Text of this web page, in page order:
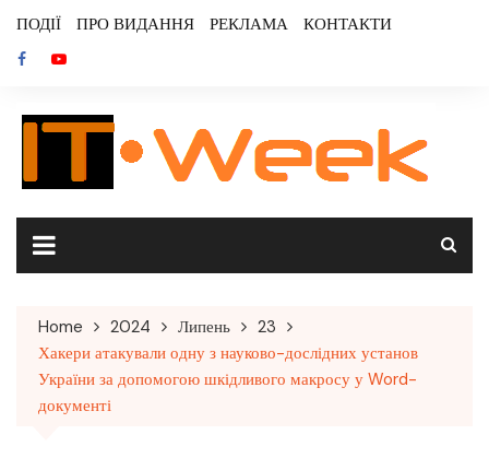
content
ПОДІЇ ПРО ВИДАННЯ РЕКЛАМА КОНТАКТИ
Home 2024 Липень
23
Хакери атакували одну з науково-дослідних установ
України за допомогою шкідливого макросу у Word-
документі